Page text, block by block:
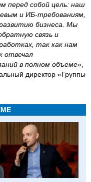
перед собой цель: наш
и ИБ-требованиям,
бизнеса. Мы
связь и
так как нам
отвечал
в полном объеме»
директор «Группы